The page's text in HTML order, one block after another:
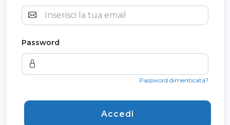
Password
Password dimenticata?
Accedi